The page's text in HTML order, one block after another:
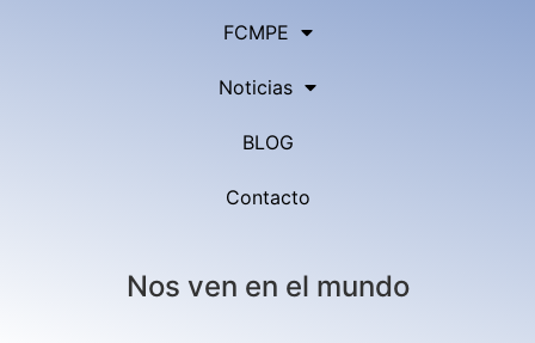
FCMPE
Noticias
BLOG
Contacto
Nos ven en el mundo